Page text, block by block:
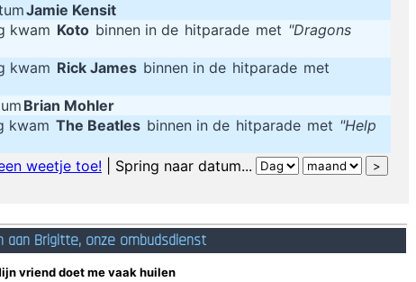
Jamie Kensit
kwam Koto binnen in de hitparade met "Dragons
kwam Rick James binnen in de hitparade met
Brian Mohler
kwam The Beatles binnen in de hitparade met "Help
weetje toe! | Spring naar datum...
aan Brigitte, onze ombudsdienst
vriend doet me vaak huilen